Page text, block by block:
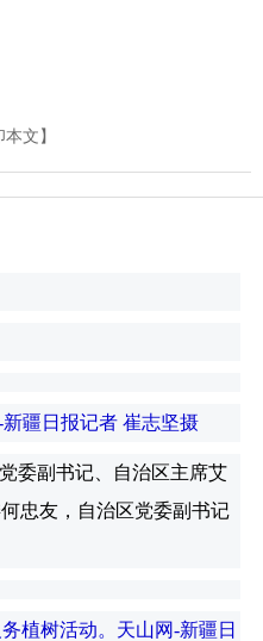
本文】
疆日报记者 崔志坚摄
委副书记、自治区主席艾
忠友，自治区党委副书记
植树活动。天山网-新疆日